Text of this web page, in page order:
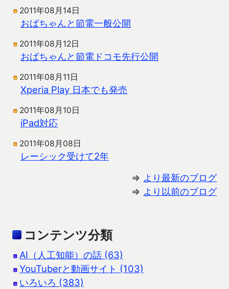
2011年08月14日
おばちゃんと節電一般公開
2011年08月12日
おばちゃんと節電ドコモ先行公開
2011年08月11日
Xperia Play 日本でも発売
2011年08月10日
iPad対応
2011年08月08日
レーシック受けて2年
⇒ より最新のブログ
⇒ より以前のブログ
コンテンツ分類
AI（人工知能）の話 (63)
YouTuberと動画サイト (103)
いろいろ (383)